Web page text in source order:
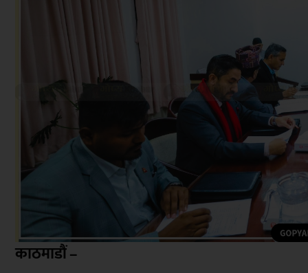
काठमाडौं –